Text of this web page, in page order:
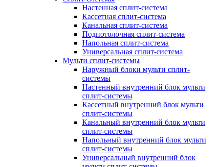
Настенная сплит-система
Кассетная сплит-система
Канальная сплит-система
Подпотолочная сплит-система
Напольная сплит-система
Универсальная сплит-система
Мульти сплит-системы
Наружный блоки мульти сплит-
системы
Настенный внутренний блок мульти
сплит-системы
Кассетный внутренний блок мульти
сплит-системы
Канальный внутренний блок мульти
сплит-системы
Напольный внутренний блок мульти
сплит-системы
Универсальный внутренний блок